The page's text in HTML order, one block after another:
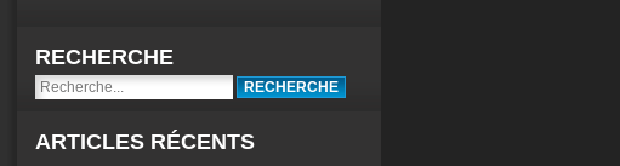
RECHERCHE
ARTICLES RÉCENTS